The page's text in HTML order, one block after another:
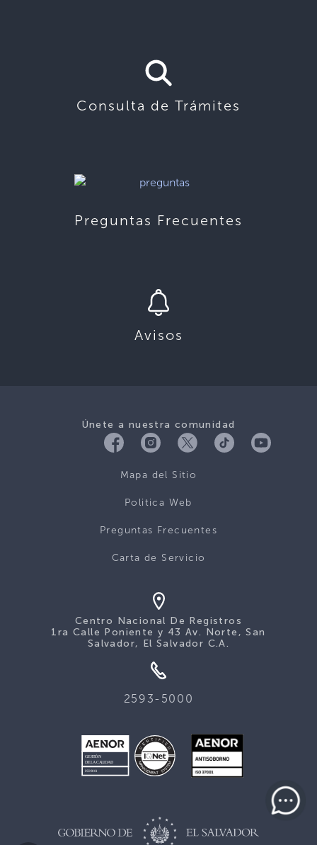
Consulta de Trámites
Preguntas Frecuentes
Avisos
Únete a nuestra comunidad
Mapa del Sitio
Politica Web
Preguntas Frecuentes
Carta de Servicio
Centro Nacional De Registros
1ra Calle Poniente y 43 Av. Norte, San
Salvador, El Salvador C.A.
2593-5000